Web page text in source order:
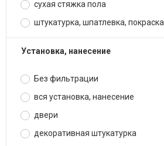
сухая стяжка пола
штукатурка, шпатлевка, покраска
установка, нанесение
Без фильтрации
вся установка, нанесение
двери
декоративная штукатурка